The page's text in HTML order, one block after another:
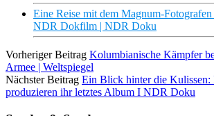
Eine Reise mit dem Magnum-
NDR Dokfilm | NDR Doku
Vorheriger Beitrag Kolumbianische Kämpfer
Armee | Weltspiegel
Nächster Beitrag Ein Blick hinter die Kulissen:
produzieren ihr letztes Album I NDR Doku